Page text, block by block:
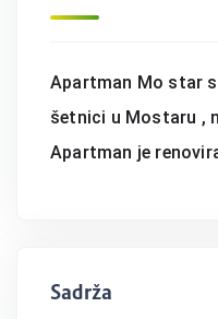
Apartman Mo star
šetnici u Mostaru ,
Apartman je
Sadržaj